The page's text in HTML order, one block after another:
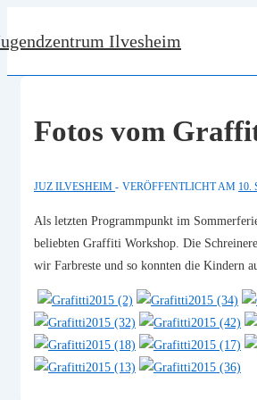
Zum
Ilvesheim
Fotos vom
JUZ ILVESHEIM VERÖFFENTLICHT AM 10.
Als letzten Programmpunkt im
beliebten Graffiti Workshop. Die
wir Farbreste und so konnten die Kindern